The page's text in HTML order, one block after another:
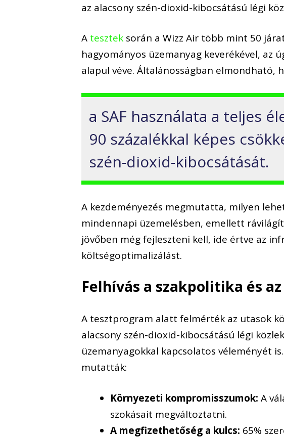
az alacsony szén-dioxid-kibocsátású légi
A tesztek során a Wizz Air több mint 50
hagyományos üzemanyag keverékével, az
alapul véve. Általánosságban elmondható,
a SAF használata a teljes
90 százalékkal képes
szén-dioxid-kibocsátását.
A kezdeményezés megmutatta, milyen
mindennapi üzemelésben, emellett
jövőben még fejleszteni kell, ide értve az
költségoptimalizálást.
Felhívás a szakpolitika és
A tesztprogram alatt felmérték az utasok
alacsony szén-dioxid-kibocsátású légi
üzemanyagokkal kapcsolatos véleményét
mutatták:
Környezeti kompromisszumok: A
szokásait megváltoztatni.
A megfizethetőség a kulcs: 65%